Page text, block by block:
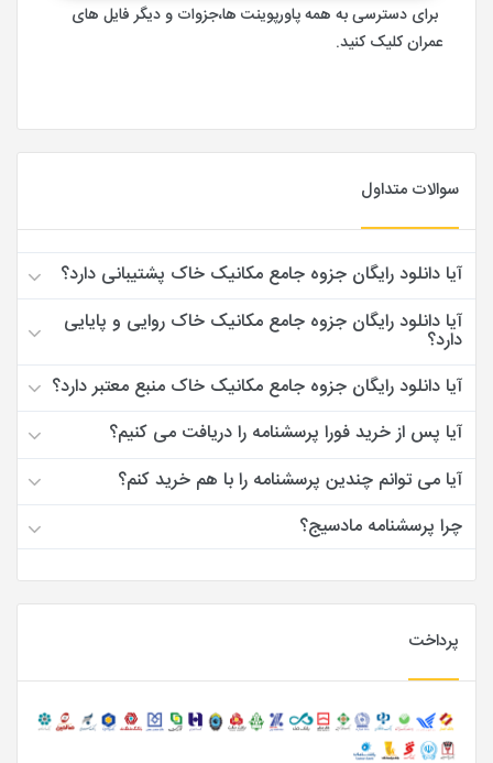
برای دسترسی به همه پاورپوینت ها،جزوات و دیگر فایل های
عمران کلیک کنید.
سوالات متداول
آیا دانلود رایگان جزوه جامع مکانیک خاک پشتیبانی دارد؟
آیا دانلود رایگان جزوه جامع مکانیک خاک روایی و پایایی
دارد؟
آیا دانلود رایگان جزوه جامع مکانیک خاک منبع معتبر دارد؟
آیا پس از خرید فورا پرسشنامه را دریافت می کنیم؟
آیا می توانم چندین پرسشنامه را با هم خرید کنم؟
چرا پرسشنامه مادسیج؟
پرداخت